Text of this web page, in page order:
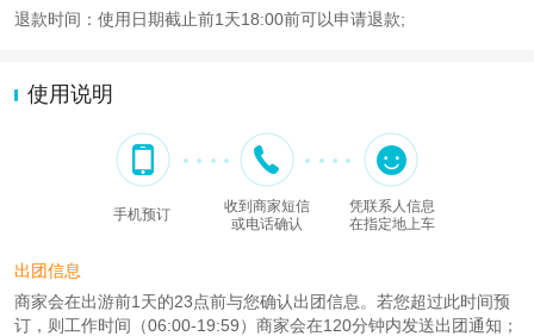
退款时间：使用日期截止前1天18:00前可以申请退款;
使用说明
手机预订
收到商家短信
或电话确认
凭联系人信息
在指定地上车
出团信息
商家会在出游前1天的23点前与您确认出团信息。若您超过此时间预
订，则工作时间（06:00-19:59）商家会在120分钟内发送出团通知；